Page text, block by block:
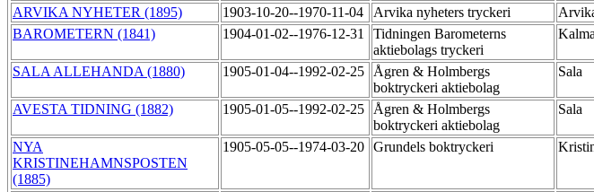
ARVIKA NYHETER (1895) 1903-10-20--1970-11-04 Arvika nyheters tryckeri
BAROMETERN (1841) 1904-01-02--1976-12-31
Tidningen Barometerns
aktiebolags tryckeri
SALA ALLEHANDA (1880) 1905-01-04--1992-02-25
Ågren & Holmbergs
boktryckeri aktiebolag
Sala
AVESTA TIDNING (1882) 1905-01-05--1992-02-25
Ågren & Holmbergs
boktryckeri aktiebolag
Sala
NYA
KRISTINEHAMNSPOSTEN
(1885)
1905-05-05--1974-03-20 Grundels boktryckeri